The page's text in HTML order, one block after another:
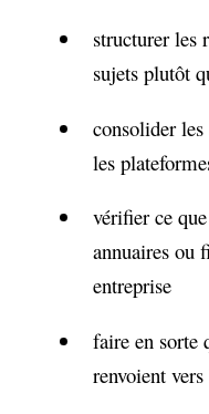
structurer les
sujets plutôt
consolider
les
vérifier ce
annuaires ou
entreprise
faire en sorte
renvoient